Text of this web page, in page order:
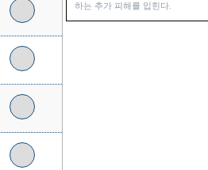
하는 추가 피해를 입힌다.